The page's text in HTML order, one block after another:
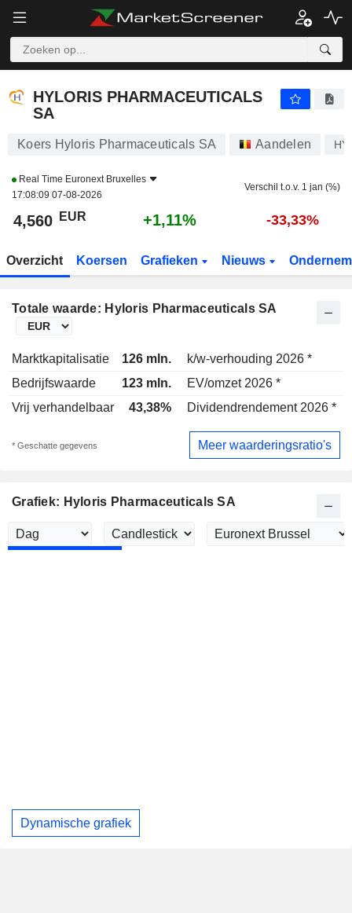
HYLORIS PHARMACEUTICALS
SA
Koers Hyloris Pharmaceuticals SA Aandelen
Real Time Euronext Bruxelles
17:08:09 07-08-2026
Verschil t.o.v. 1 jan (%)
4,560 EUR +1,11% -33,33%
Overzicht Koersen Grafieken Nieuws
Totale waarde: Hyloris Pharmaceuticals SA
Marktkapitalisatie 126 mln. k/w-verhouding 2026 *
Bedrijfswaarde
123 mln. EV/omzet 2026 *
Vrij verhandelbaar
43,38% Dividendrendement 2026 *
* Geschatte gegevens Meer waarderingsratio's
Grafiek: Hyloris Pharmaceuticals SA
Dynamische grafiek